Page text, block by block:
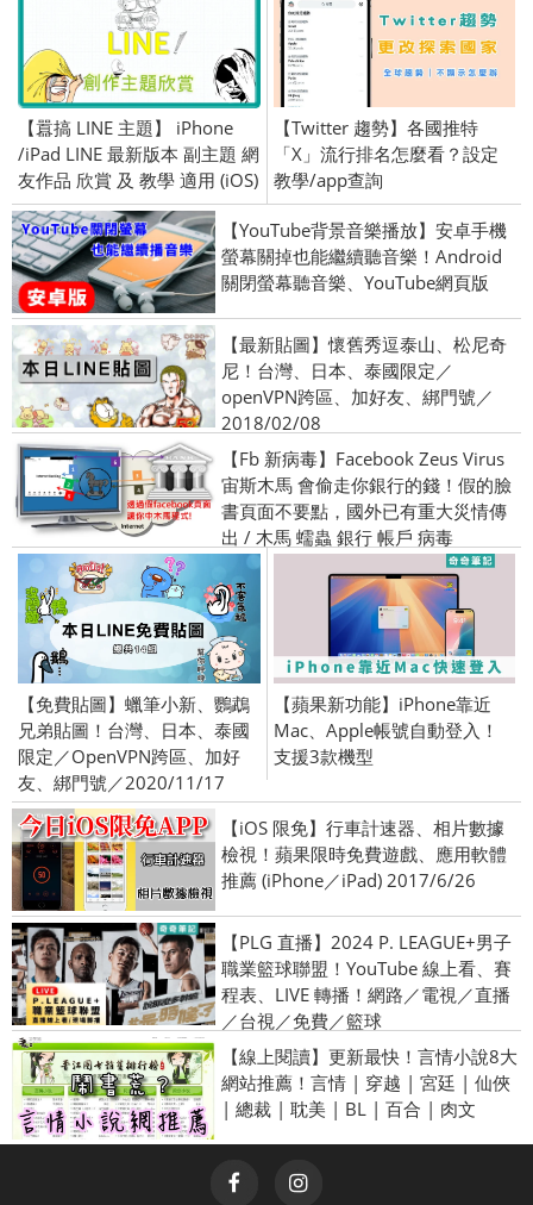
【囂搞 LINE 主題】 iPhone
/iPad LINE 最新版本 副主題 網
友作品 欣賞 及 教學 適用 (iOS)
【Twitter 趨勢】各國推特
「X」流行排名怎麼看？設定
教學/app查詢
【YouTube背景音樂播放】安卓手機
螢幕關掉也能繼續聽音樂！Android
關閉螢幕聽音樂、YouTube網頁版
【最新貼圖】懷舊秀逗泰山、松尼奇
尼！台灣、日本、泰國限定／
openVPN跨區、加好友、綁門號／
2018/02/08
【Fb 新病毒】Facebook Zeus Virus
宙斯木馬 會偷走你銀行的錢！假的臉
書頁面不要點，國外已有重大災情傳
出 / 木馬 蠕蟲 銀行 帳戶 病毒
【免費貼圖】蠟筆小新、鸚鵡
兄弟貼圖！台灣、日本、泰國
限定／OpenVPN跨區、加好
友、綁門號／2020/11/17
【蘋果新功能】iPhone靠近
Mac、Apple帳號自動登入！
支援3款機型
【iOS 限免】行車計速器、相片數據
檢視！蘋果限時免費遊戲、應用軟體
推薦 (iPhone／iPad) 2017/6/26
【PLG 直播】2024 P. LEAGUE+男子
職業籃球聯盟！YouTube 線上看、賽
程表、LIVE 轉播！網路／電視／直播
／台視／免費／籃球
【線上閱讀】更新最快！言情小說8大
網站推薦！言情 | 穿越 | 宮廷 | 仙俠
| 總裁 | 耽美 | BL | 百合 | 肉文